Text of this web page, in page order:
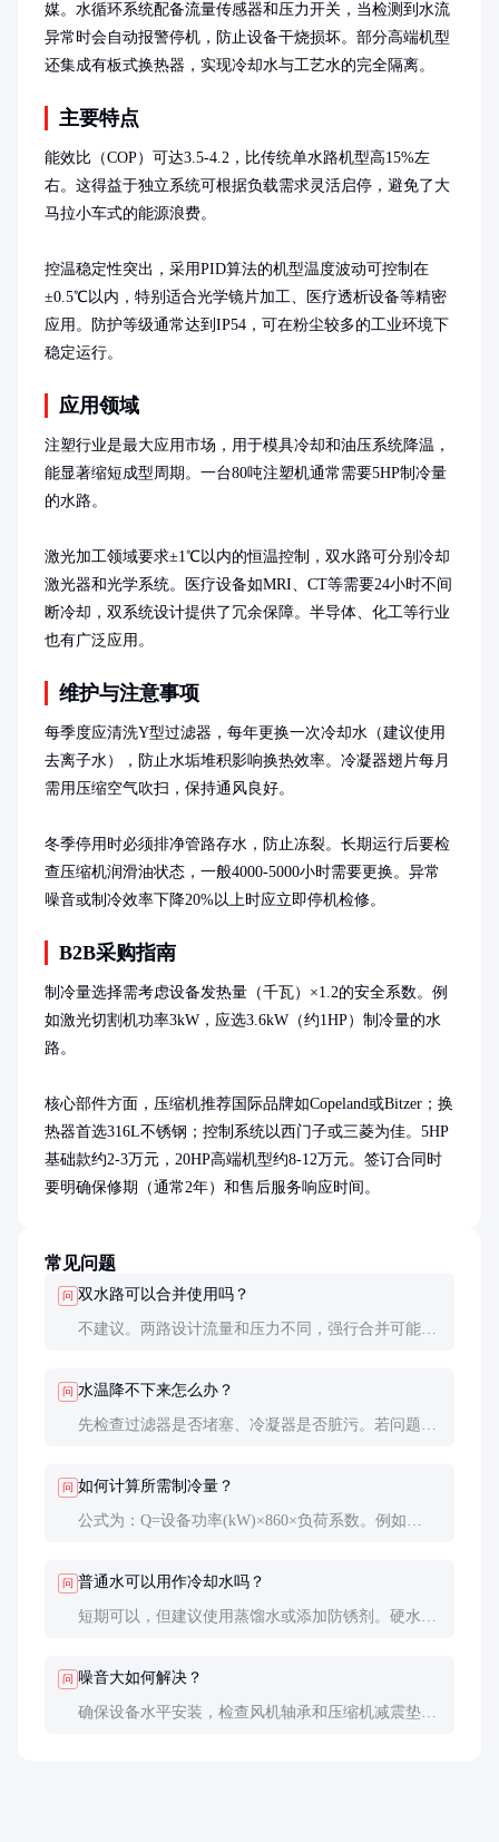
媒。水循环系统配备流量传感器和压力开关，当检测到水流
异常时会自动报警停机，防止设备干烧损坏。部分高端机型
还集成有板式换热器，实现冷却水与工艺水的完全隔离。
主要特点
能效比（COP）可达3.5-4.2，比传统单水路机型高15%左
右。这得益于独立系统可根据负载需求灵活启停，避免了大
马拉小车式的能源浪费。
控温稳定性突出，采用PID算法的机型温度波动可控制在
±0.5℃以内，特别适合光学镜片加工、医疗透析设备等精密
应用。防护等级通常达到IP54，可在粉尘较多的工业环境下
稳定运行。
应用领域
注塑行业是最大应用市场，用于模具冷却和油压系统降温，
能显著缩短成型周期。一台80吨注塑机通常需要5HP制冷量
的水路。
激光加工领域要求±1℃以内的恒温控制，双水路可分别冷却
激光器和光学系统。医疗设备如MRI、CT等需要24小时不间
断冷却，双系统设计提供了冗余保障。半导体、化工等行业
也有广泛应用。
维护与注意事项
每季度应清洗Y型过滤器，每年更换一次冷却水（建议使用
去离子水），防止水垢堆积影响换热效率。冷凝器翅片每月
需用压缩空气吹扫，保持通风良好。
冬季停用时必须排净管路存水，防止冻裂。长期运行后要检
查压缩机润滑油状态，一般4000-5000小时需要更换。异常
噪音或制冷效率下降20%以上时应立即停机检修。
B2B采购指南
制冷量选择需考虑设备发热量（千瓦）×1.2的安全系数。例
如激光切割机功率3kW，应选3.6kW（约1HP）制冷量的水
路。
核心部件方面，压缩机推荐国际品牌如Copeland或Bitzer；换
热器首选316L不锈钢；控制系统以西门子或三菱为佳。5HP
基础款约2-3万元，20HP高端机型约8-12万元。签订合同时
要明确保修期（通常2年）和售后服务响应时间。
常见问题
问 双水路可以合并使用吗？
不建议。两路设计流量和压力不同，强行合并可能导
问 水温降不下来怎么办？
先检查过滤器是否堵塞、冷凝器是否脏污。若问题持
问 如何计算所需制冷量？
公式为：Q=设备功率(kW)×860×负荷系数。例如
问 普通水可以用作冷却水吗？
短期可以，但建议使用蒸馏水或添加防锈剂。硬水会
问 噪音大如何解决？
确保设备水平安装，检查风机轴承和压缩机减震垫。